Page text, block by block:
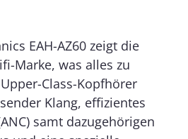
EAH-AZ60 zeigt die
Marke, was alles zu
Class-Kopfhörer
Klang, effizientes
samt dazugehörigen